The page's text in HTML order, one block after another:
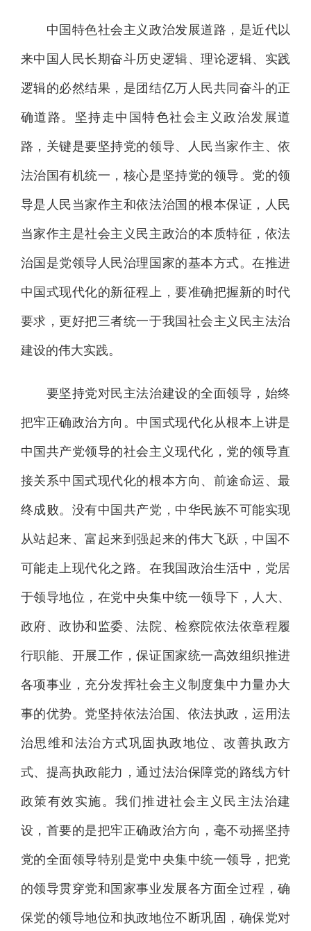
中国特色社会主义政治发展道路，是近代以
来中国人民长期奋斗历史逻辑、理论逻辑、实践
逻辑的必然结果，是团结亿万人民共同奋斗的正
确道路。坚持走中国特色社会主义政治发展道
路，关键是要坚持党的领导、人民当家作主、依
法治国有机统一，核心是坚持党的领导。党的领
导是人民当家作主和依法治国的根本保证，人民
当家作主是社会主义民主政治的本质特征，依法
治国是党领导人民治理国家的基本方式。在推进
中国式现代化的新征程上，要准确把握新的时代
要求，更好把三者统一于我国社会主义民主法治
建设的伟大实践。
要坚持党对民主法治建设的全面领导，始终
把牢正确政治方向。中国式现代化从根本上讲是
中国共产党领导的社会主义现代化，党的领导直
接关系中国式现代化的根本方向、前途命运、最
终成败。没有中国共产党，中华民族不可能实现
从站起来、富起来到强起来的伟大飞跃，中国不
可能走上现代化之路。在我国政治生活中，党居
于领导地位，在党中央集中统一领导下，人大、
政府、政协和监委、法院、检察院依法依章程履
行职能、开展工作，保证国家统一高效组织推进
各项事业，充分发挥社会主义制度集中力量办大
事的优势。党坚持依法治国、依法执政，运用法
治思维和法治方式巩固执政地位、改善执政方
式、提高执政能力，通过法治保障党的路线方针
政策有效实施。我们推进社会主义民主法治建
设，首要的是把牢正确政治方向，毫不动摇坚持
党的全面领导特别是党中央集中统一领导，把党
的领导贯穿党和国家事业发展各方面全过程，确
保党的领导地位和执政地位不断巩固，确保党对